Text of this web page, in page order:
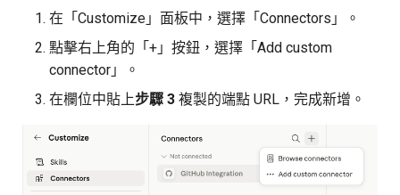
在「Customize」面板中，選擇「Connectors」。
點擊右上角的「+」按鈕，選擇「Add custom
connector」。
在欄位中貼上步驟 3複製的端點 URL，完成新增。